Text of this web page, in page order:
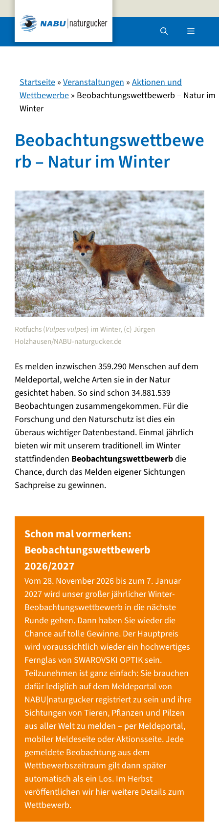
Inhalt
springen
Menü
Startseite » Veranstaltungen » Aktionen und
Wettbewerbe » Beobachtungswettbewerb – Natur im
Winter
Beobachtungswettbewe
rb – Natur im Winter
Rotfuchs (Vulpes vulpes) im Winter, (c) Jürgen
Holzhausen/NABU-naturgucker.de
Es melden inzwischen 359.290 Menschen auf dem
Meldeportal, welche Arten sie in der Natur
gesichtet haben. So sind schon 34.881.539
Beobachtungen zusammengekommen. Für die
Forschung und den Naturschutz ist dies ein
überaus wichtiger Datenbestand. Einmal jährlich
bieten wir mit unserem traditionell im Winter
stattfindenden Beobachtungswettbewerbdie
Chance, durch das Melden eigener Sichtungen
Sachpreise zu gewinnen.
Schon mal vormerken:
Beobachtungswettbewerb
2026/2027
Vom 28. November 2026 bis zum 7. Januar
2027 wird unser großer jährlicher Winter-
Beobachtungswettbewerb in die nächste
Runde gehen. Dann haben Sie wieder die
Chance auf tolle Gewinne. Der Hauptpreis
wird voraussichtlich wieder ein hochwertiges
Fernglas von SWAROVSKI OPTIK sein.
Teilzunehmen ist ganz einfach: Sie brauchen
dafür lediglich auf dem Meldeportal von
NABU|naturgucker registriert zu sein und ihre
Sichtungen von Tieren, Pflanzen und Pilzen
aus aller Welt zu melden – per Meldeportal,
mobiler Meldeseite oder Aktionsseite. Jede
gemeldete Beobachtung aus dem
Wettbewerbszeitraum gilt dann später
automatisch als ein Los. Im Herbst
veröffentlichen wir hier weitere Details zum
Wettbewerb.